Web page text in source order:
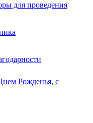
для проведения
Рожденья, с